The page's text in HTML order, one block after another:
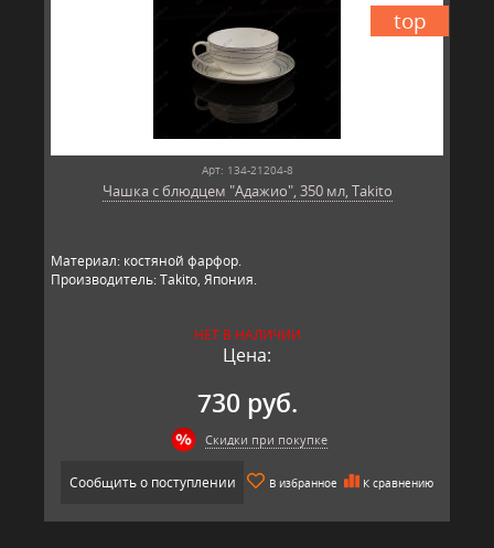
top
Арт: 134-21204-8
Чашка с блюдцем "Адажио", 350 мл, Takito
Материал: костяной фарфор.
Производитель: Takito, Япония.
НЕТ В НАЛИЧИИ
Цена:
730 руб.
Скидки при покупке
Сообщить о поступлении В избранное К сравнению